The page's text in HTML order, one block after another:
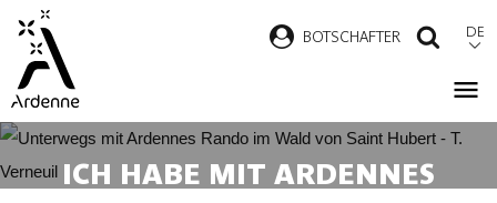
Direkt
zum
Inhalt
BOTSCHAFTER DE
ICH HABE MIT ARDENNES